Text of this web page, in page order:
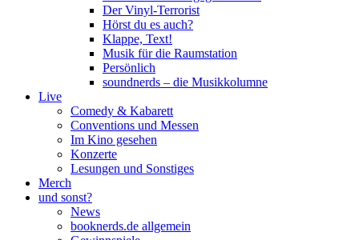
Der Vinyl-Terrorist
Hörst du es auch?
Klappe, Text!
Musik für die Raumstation
Persönlich
soundnerds – die Musikkolumne
Live
Comedy & Kabarett
Conventions und Messen
Im Kino gesehen
Konzerte
Lesungen und Sonstiges
Merch
und sonst?
News
booknerds.de allgemein